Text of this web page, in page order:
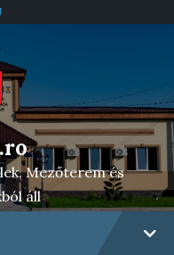
Mezőterem és
áll